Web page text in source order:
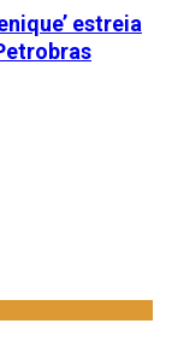
estreia